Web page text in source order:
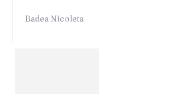
Badea Nicoleta